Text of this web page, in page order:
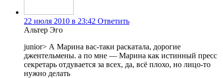
22 июля 2010 в 23:42 Ответить
Альтер Эго
junior> А Марина вас-таки раскатала, дорогие
джентельмены. а по мне — Марина как истинный пресс
секретарь отдувается за всех, да, всё плохо, но лицо-то
нужно делать